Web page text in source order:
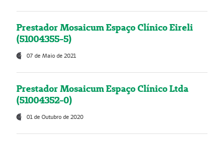
Prestador Mosaicum Espaço Clínico Eireli
(51004355-5)
07 de Maio de 2021
Prestador Mosaicum Espaço Clínico Ltda
(51004352-0)
01 de Outubro de 2020